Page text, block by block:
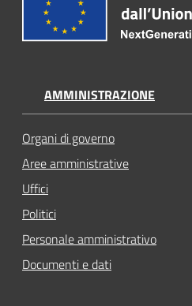
AMMINISTRAZIONE
Organi di governo
Aree amministrative
Uffici
Politici
Personale amministrativo
Documenti e dati